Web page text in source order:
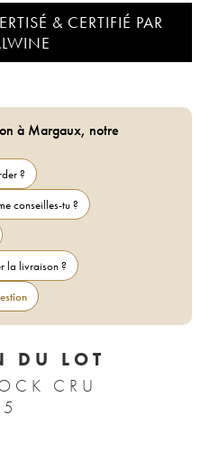
& CERTIFIÉ PAR
à Margaux, notre
?
conseilles-tu ?
la livraison ?
DU LOT
CRU